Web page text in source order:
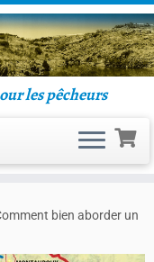
les pêcheurs
bien aborder un